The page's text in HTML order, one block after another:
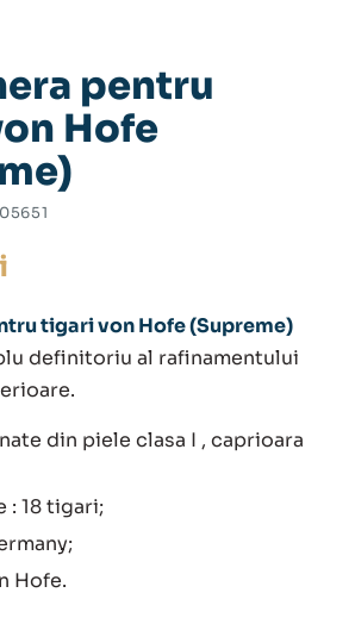
pentru
Hofe
tigari von Hofe (Supreme)
definitoriu al rafinamentului
din piele clasa I , caprioara
: 18 tigari;
Hofe.